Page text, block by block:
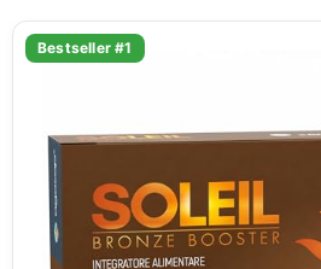
Bestseller #1